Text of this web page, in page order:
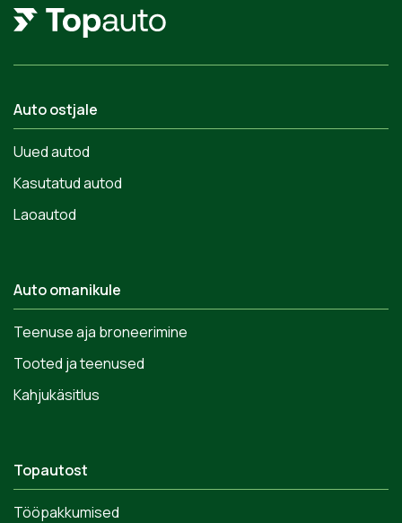
Auto ostjale
Uued autod
Kasutatud autod
Laoautod
Auto omanikule
Teenuse aja broneerimine
Tooted ja teenused
Kahjukäsitlus
Topautost
Tööpakkumised